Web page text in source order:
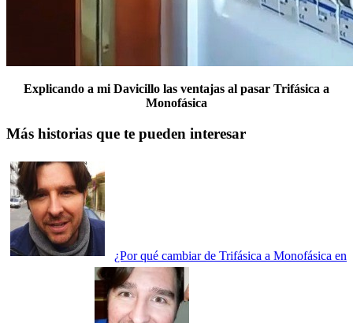
Explicando a mi Davicillo las ventajas al pasar Trifásica a
Monofásica
Más historias que te pueden interesar
¿Por qué cambiar de Trifásica a Monofásica en